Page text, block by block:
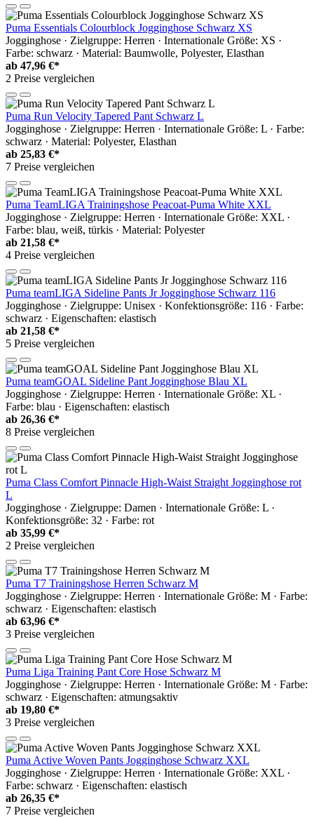
Puma Essentials Colourblock Jogginghose Schwarz XS
Jogginghose · Zielgruppe: Herren · Internationale Größe: XS ·
Farbe: schwarz · Material: Baumwolle, Polyester, Elasthan
ab 47,96 €*
2 Preise vergleichen
Puma Run Velocity Tapered Pant Schwarz L
Jogginghose · Zielgruppe: Herren · Internationale Größe: L · Farbe:
schwarz · Material: Polyester, Elasthan
ab 25,83 €*
7 Preise vergleichen
Puma TeamLIGA Trainingshose Peacoat-Puma White XXL
Jogginghose · Zielgruppe: Herren · Internationale Größe: XXL ·
Farbe: blau, weiß, türkis · Material: Polyester
ab 21,58 €*
4 Preise vergleichen
Puma teamLIGA Sideline Pants Jr Jogginghose Schwarz 116
Jogginghose · Zielgruppe: Unisex · Konfektionsgröße: 116 · Farbe:
schwarz · Eigenschaften: elastisch
ab 21,58 €*
5 Preise vergleichen
Puma teamGOAL Sideline Pant Jogginghose Blau XL
Jogginghose · Zielgruppe: Herren · Internationale Größe: XL ·
Farbe: blau · Eigenschaften: elastisch
ab 26,36 €*
8 Preise vergleichen
Puma Class Comfort Pinnacle High-Waist Straight Jogginghose rot
L
Jogginghose · Zielgruppe: Damen · Internationale Größe: L ·
Konfektionsgröße: 32 · Farbe: rot
ab 35,99 €*
2 Preise vergleichen
Puma T7 Trainingshose Herren Schwarz M
Jogginghose · Zielgruppe: Herren · Internationale Größe: M · Farbe:
schwarz · Eigenschaften: elastisch
ab 63,96 €*
3 Preise vergleichen
Puma Liga Training Pant Core Hose Schwarz M
Jogginghose · Zielgruppe: Herren · Internationale Größe: M · Farbe:
schwarz · Eigenschaften: atmungsaktiv
ab 19,80 €*
3 Preise vergleichen
Puma Active Woven Pants Jogginghose Schwarz XXL
Jogginghose · Zielgruppe: Herren · Internationale Größe: XXL ·
Farbe: schwarz · Eigenschaften: elastisch
ab 26,35 €*
7 Preise vergleichen